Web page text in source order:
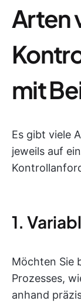
Arten
mit
Es gibt viele
jeweils auf
1.
Möchten Sie
Prozesses,
anhand